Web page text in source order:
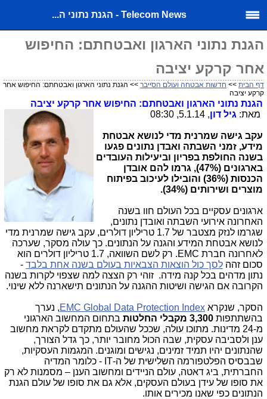
Telecom News - הגנת נתוני ה...
הגנת נתוני הארגון ואבטחתם: החיפוש
אחר קרקע יציבה
דף הבית >> חדשות אבטחה ועולם הסייבר >> הגנת נתוני הארגון ואבטחתם: החיפוש אחר
קרקע יציבה
הגנת נתוני הארגון ואבטחתם: החיפוש אחר קרקע יציבה
מאת: גיל דון, 5.1.14, 08:30
עקב גישה שמרנית מדי לנושא אבטחת
מידע, זמני השבתה ואבדן נתונים פגעו
בשנה החולפת בפריון וביעילות העובדים
בארגונים (47%), גרמו להם אובדן
הכנסות (36%) והובילו לעיכוב בפיתוח
מוצרים ושירותים (34%).
ארגונים עסקיים בכל העולם חוו בשנה
האחרונה אירועי השבתה ואובדן נתונים,
שגרמו לנזק מצטבר של 1.7 טריליון דולרים, עקב גישה שמרנית מדי
לנושא אבטחת המידע והגנה על הנתונים. כך עולה מסקר, שערכה
לאחרונה חברת EMC
. רק לשם השוואה, 1.7 טריליון דולרים הוא
סכום זהה לסך כול הוצאות הצבאיות בעולם בשנה אחת בלבד -
נתון מדהים בכל קנה מידה. זוהי רק הצצה למה שצפוי לקרות בשנה
הקרובה אם הגישה ושיטות ההגנה על הנתונים תישארנה ללא שינוי.
הסקר, שנקרא EMC Global Data Protection Index, נערך
בהשתתפות 3,300 מקבלי החלטות
בתחום המחשוב הארגוני
מ-24 מדינות. מתוכו עולה, שככל שהעולם מתקדם לקראת מחשוב
ענן ולסביבה עסקית, שבה הכול מחובר יותר, כך גדל הצורך,
שהנתונים יהיו תמיד זמינים, נגישים ומוגנים. המגמות העסקיות,
שבבסיס הפלטפורמה השלישית של ה-IT - כלומר המדיה
החברתית, ביג דאטה, עולם הניידים ומחשוב הענן – מסמנות לא רק
את סופו של עידן בעולם העסקים, אלא גם את סופו של עולם הגנת
הנתונים כפי שאנו מכירים אותו.